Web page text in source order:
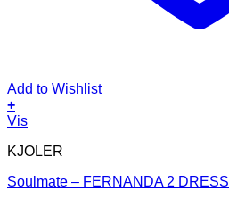
Add to Wishlist
+
Dette
har
varianter.
Vis
KJOLER
Soulmate – FERNANDA 2 DRESS